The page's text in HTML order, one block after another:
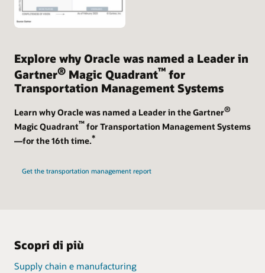
Explore why Oracle was named a Leader in
Gartner® Magic Quadrant™ for
Transportation Management Systems
Learn why Oracle was named a Leader in the Gartner®
Magic Quadrant™for Transportation Management Systems
—for the 16th time.*
Get the transportation management report
Scopri di più
Supply chain e manufacturing